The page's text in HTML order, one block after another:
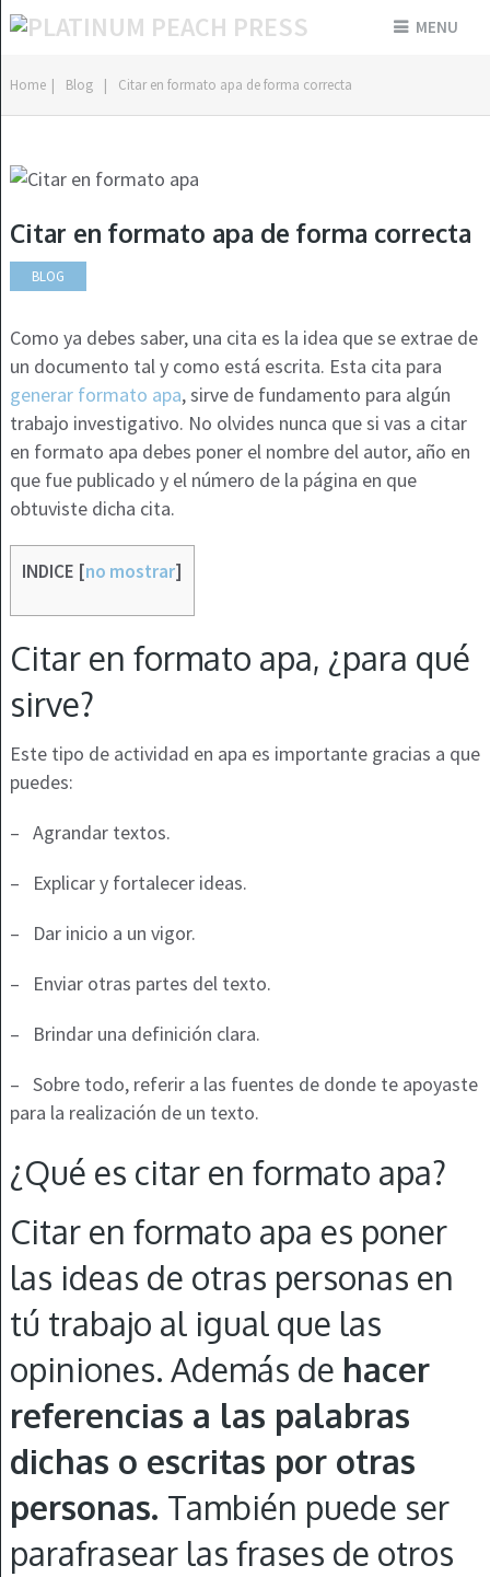
MENU
Home | Blog | Citar en formato apa de forma correcta
Citar en formato apa de forma correcta
BLOG
Como ya debes saber, una cita es la idea que se extrae de
un documento tal y como está escrita. Esta cita para
generar formato apa, sirve de fundamento para algún
trabajo investigativo. No olvides nunca que si vas a citar
en formato apa debes poner el nombre del autor, año en
que fue publicado y el número de la página en que
obtuviste dicha cita.
INDICE [no mostrar]
Citar en formato apa, ¿para qué
sirve?
Este tipo de actividad en apa es importante gracias a que
puedes:
– Agrandar textos.
–
Explicar y fortalecer ideas.
–
Dar inicio a un vigor.
–
Enviar otras partes del texto.
–
Brindar una definición clara.
– Sobre todo, referir a las fuentes de donde te apoyaste
para la realización de un texto.
¿Qué es citar en formato apa?
Citar en formato apa es poner
las ideas de otras personas en
tú trabajo al igual que las
opiniones. Además de hacer
referencias a las palabras
dichas o escritas por otras
personas. También puede ser
parafrasear las frases de otros